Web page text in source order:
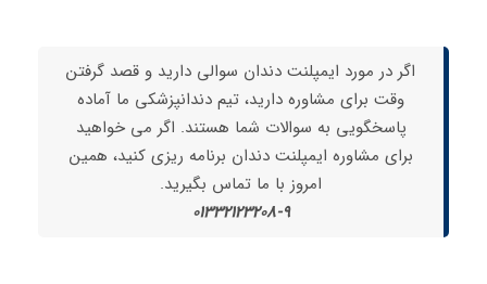
اگر در مورد ایمپلنت دندان سوالی دارید و قصد گرفتن
وقت برای مشاوره دارید، تیم دندانپزشکی ما آماده
پاسخگویی به سوالات شما هستند. اگر می خواهید
برای مشاوره ایمپلنت دندان برنامه ریزی کنید، همین
امروز با ما تماس بگیرید.
01332123208-9